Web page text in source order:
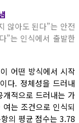
않아도 된다”는 안전
”는 인식에서 출발한
어떤 방식에서 시작
다. 정체성을 드러내
적으로 드러내는 가
는 조건으로 인식되
의 평균 점수는 3.78